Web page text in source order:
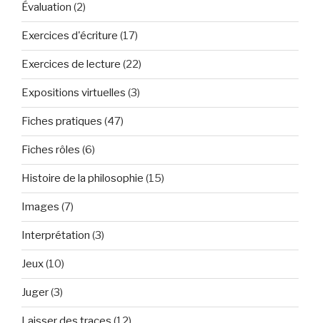
Évaluation (2)
Exercices d'écriture (17)
Exercices de lecture (22)
Expositions virtuelles (3)
Fiches pratiques (47)
Fiches rôles (6)
Histoire de la philosophie (15)
Images (7)
Interprétation (3)
Jeux(10)
Juger(3)